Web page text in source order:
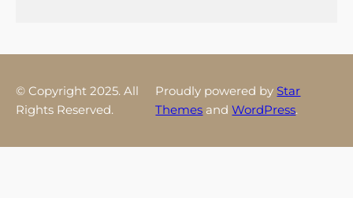
© Copyright 2025. All
Rights Reserved.
Proudly powered by Star
Themes andWordPress.